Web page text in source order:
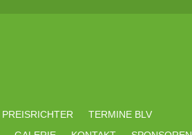
PREISRICHTER
TERMINE BLV